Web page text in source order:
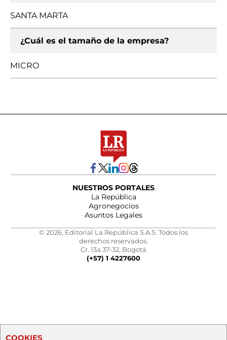
SANTA MARTA
¿Cuál es el tamaño de la empresa?
MICRO
NUESTROS PORTALES
La República
Agronegocios
Asuntos Legales
© 2026, Editorial La República S.A.S. Todos los
derechos reservados.
Cr. 13a 37-32, Bogotá
(+57) 1 4227600
COOKIES